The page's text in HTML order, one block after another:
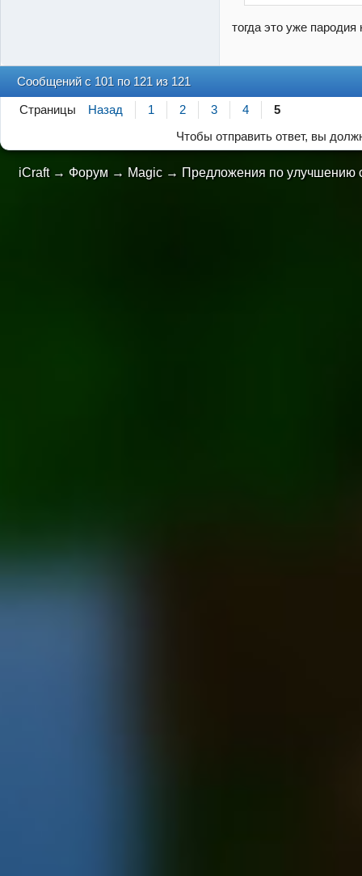
тогда это уже
Сообщений с 101 по 121 из 121
Страницы Назад 1 2 3 4
5
Чтобы отправить ответ, вы
iCraft → Форум → Magic → Предложения по улучшению